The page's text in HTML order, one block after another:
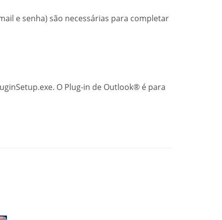
e senha) são necessárias para completar
O Plug-in de Outlook® é para